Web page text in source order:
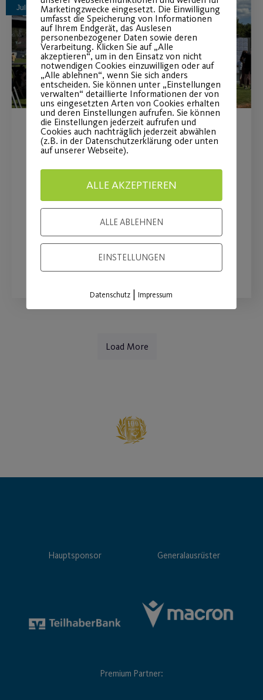
Juli
MAN Truck & Bus wird
Premiumpartner
Langfristige Partnerschaft stärkt
insbesondere den Mädchen- und
Frauenfußball
WEITERLESEN
Load More
Hauptsponsor Generalausrüster
Premium Partner:
Marketingzwecke eingesetzt. Die Einwilligung
umfasst die Speicherung von Informationen
auf Ihrem Endgerät, das Auslesen
personenbezogener Daten sowie deren
Verarbeitung. Klicken Sie auf „Alle
akzeptieren“, um in den Einsatz von nicht
notwendigen Cookies einzuwilligen oder auf
„Alle ablehnen“, wenn Sie sich anders
entscheiden. Sie können unter „Einstellungen
verwalten“ detaillierte Informationen der von
uns eingesetzten Arten von Cookies erhalten
und deren Einstellungen aufrufen. Sie können
die Einstellungen jederzeit aufrufen und
Cookies auch nachträglich jederzeit abwählen
(z.B. in der Datenschutzerklärung oder unten
auf unserer Webseite).
ALLE AKZEPTIEREN
ALLE ABLEHNEN
EINSTELLUNGEN
Datenschutz |Impressum